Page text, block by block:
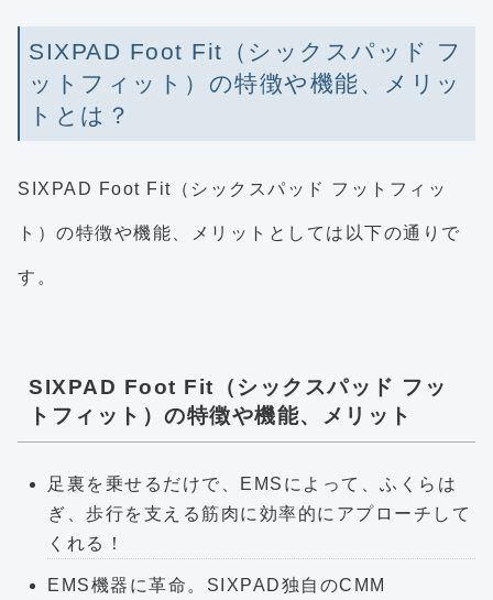
SIXPAD Foot Fit（シックスパッド フ
ットフィット）の特徴や機能、メリッ
トとは？
SIXPAD Foot Fit（シックスパッド フットフィッ
ト）の特徴や機能、メリットとしては以下の通りで
す。
SIXPAD Foot Fit（シックスパッド フッ
トフィット）の特徴や機能、メリット
足裏を乗せるだけで、EMSによって、ふくらは
ぎ、歩行を支える筋肉に効率的にアプローチして
くれる！
EMS機器に革命。SIXPAD独自のCMM